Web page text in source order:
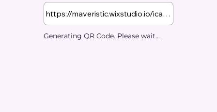
Generating QR Code. Please wait...